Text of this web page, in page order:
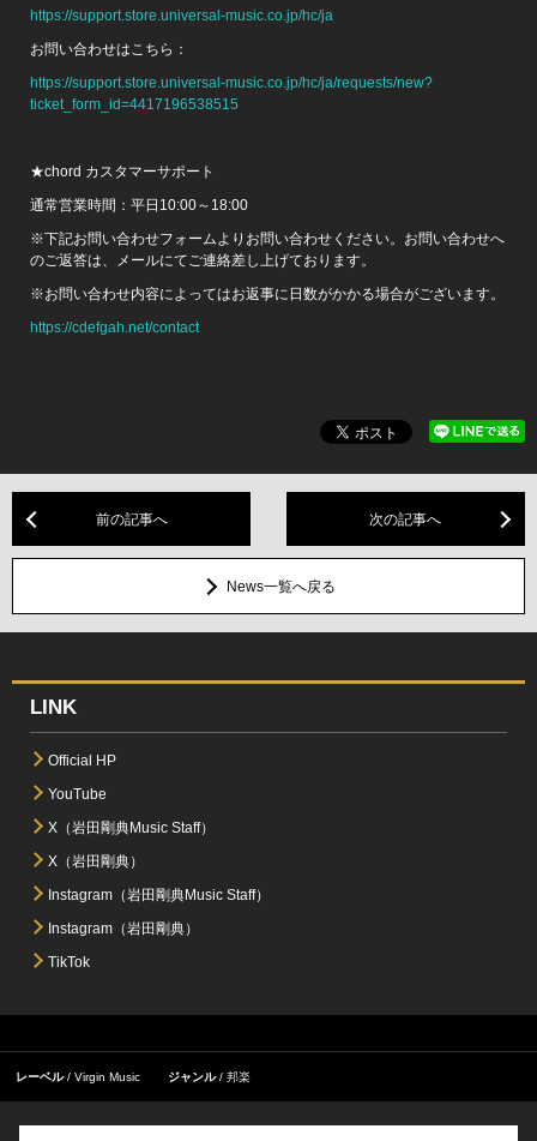
https://support.store.universal-music.co.jp/hc/ja
お問い合わせはこちら：
https://support.store.universal-music.co.jp/hc/ja/requests/new?
ticket_form_id=4417196538515
★chord カスタマーサポート
通常営業時間：平日10:00～18:00
※下記お問い合わせフォームよりお問い合わせください。お問い合わせへ
のご返答は、メールにてご連絡差し上げております。
※お問い合わせ内容によってはお返事に日数がかかる場合がございます。
https://cdefgah.net/contact
前の記事へ 次の記事へ
News一覧へ戻る
LINK
Official HP
YouTube
X（岩田剛典Music Staff）
X（岩田剛典）
Instagram（岩田剛典Music Staff）
Instagram（岩田剛典）
TikTok
レーベル Virgin Music ジャンル 邦楽